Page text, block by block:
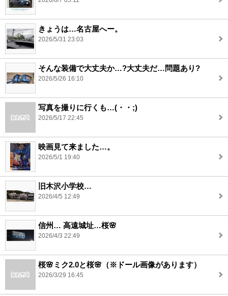
きょうは…名古屋へー。
2026/5/31 23:03
そんな装備で大丈夫か…?大丈夫だ…問題あり?
2026/5/26 16:10
写真を撮りに行くも…(・・;)
2026/5/17 22:45
映画見て来ました…。
2026/5/1 19:40
旧木沢小学校…
2026/4/5 12:49
信州… 高遠城址…桜🌸
2026/4/3 22:49
桜🌸ミク2.0と桜🌸（※ドール画像があります）
2026/3/29 16:45